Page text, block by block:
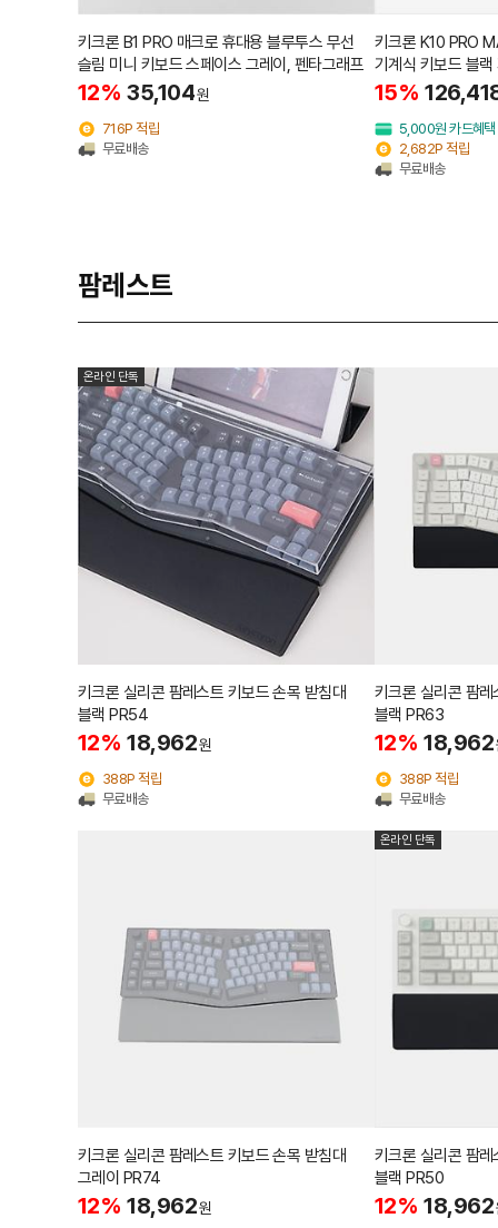
키크론 B1 PRO 매크로 휴대용 블루투스 무선
슬림 미니 키보드 스페이스 그레이, 펜타그래프
12% 35,104원
716P 적립
무료배송
키크론 K10 PRO
기계식 키보드 블랙
15%
5,000원 카드혜택
2,682P 적립
무료배송
팜레스트
온라인 단독
키크론 실리콘 팜레스트 키보드 손목 받침대
블랙 PR54
12% 18,962원
388P 적립
무료배송
키크론 실리콘 팜
블랙 PR63
12% 18,962
388P 적립
무료배송
키크론 실리콘 팜레스트 키보드 손목 받침대
그레이 PR74
12% 18,962원
온라인 단독
키크론 실리콘 팜
블랙 PR50
12% 18,962